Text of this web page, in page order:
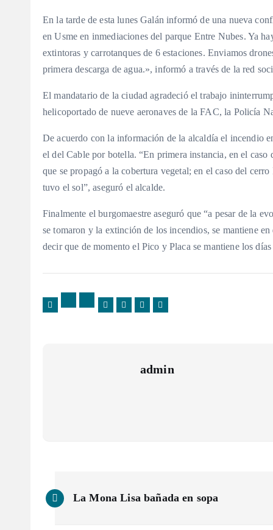
En la tarde de esta lunes Galán informó de una nueva
en Usme en inmediaciones del parque Entre Nubes. Ya
extintoras y carrotanques de 6 estaciones. Enviamos
primera descarga de agua.», informó a través de la red
El mandatario de la ciudad agradeció el trabajo
helicoportado de nueve aeronaves de la FAC, la Policía
De acuerdo con la información de la alcaldía el incendio
el del Cable por botella. “En primera instancia, en el
que se propagó a la cobertura vegetal; en el caso del
tuvo el sol”, aseguró el alcalde.
Finalmente el burgomaestre aseguró que “a pesar de la
se tomaron y la extinción de los incendios, se mantiene
decir que de momento el Pico y Placa se mantiene los días
admin
N
La Mona Lisa bañada en sopa